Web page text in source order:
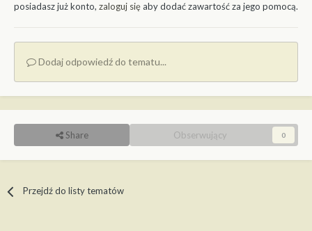
posiadasz już konto, zaloguj sięaby dodać zawartość za jego pomocą.
Dodaj odpowiedź do tematu...
Share Obserwujący 0
Przejdź do listy tematów